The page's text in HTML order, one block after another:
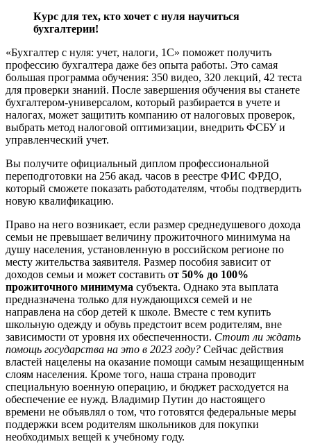
Курс для тех, кто хочет с нуля научиться
бухгалтерии!
«Бухгалтер с нуля: учет, налоги, 1С» поможет получить
профессию бухгалтера даже без опыта работы. Это самая
большая программа обучения: 350 видео, 320 лекций, 42 теста
для проверки знаний. После завершения обучения вы станете
бухгалтером-универсалом, который разбирается в учете и
налогах, может защитить компанию от налоговых проверок,
выбрать метод налоговой оптимизации, внедрить ФСБУ и
управленческий учет.
Вы получите официальный диплом профессиональной
переподготовки на 256 акад. часов в реестре ФИС ФРДО,
который сможете показать работодателям, чтобы подтвердить
новую квалификацию.
Право на него возникает, если размер среднедушевого дохода
семьи не превышает величину прожиточного минимума на
душу населения, установленную в российском регионе по
месту жительства заявителя. Размер пособия зависит от
доходов семьи и может составить от 50% до 100%
прожиточного минимума субъекта. Однако эта выплата
предназначена только для нуждающихся семей и не
направлена на сбор детей к школе. Вместе с тем купить
школьную одежду и обувь предстоит всем родителям, вне
зависимости от уровня их обеспеченности. Стоит ли ждать
помощь государства на это в 2023 году? Сейчас действия
властей нацелены на оказание помощи самым незащищенным
слоям населения. Кроме того, наша страна проводит
специальную военную операцию, и бюджет расходуется на
обеспечение ее нужд. Владимир Путин до настоящего
времени не объявлял о том, что готовятся федеральные меры
поддержки всем родителям школьников для покупки
необходимых вещей к учебному году.